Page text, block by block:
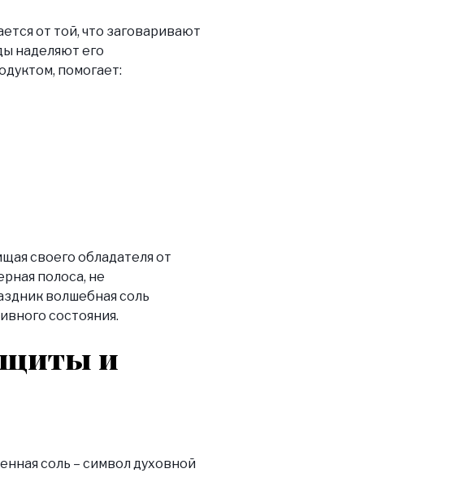
от той, что заговаривают
наделяют его
помогает:
своего обладателя от
полоса, не
волшебная соль
состояния.
и
соль – символ духовной